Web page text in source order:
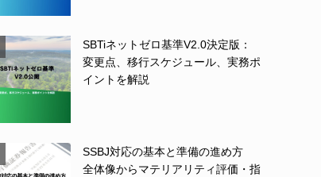
SBTiネットゼロ基準V2.0決定版：
変更点、移行スケジュール、実務ポ
イントを解説
SSBJ対応の基本と準備の進め方
全体像からマテリアリティ評価・指